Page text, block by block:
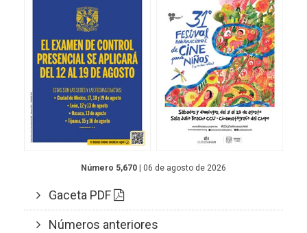
Número 5,670 | 06 de agosto de 2026
Gaceta PDF
Números anteriores